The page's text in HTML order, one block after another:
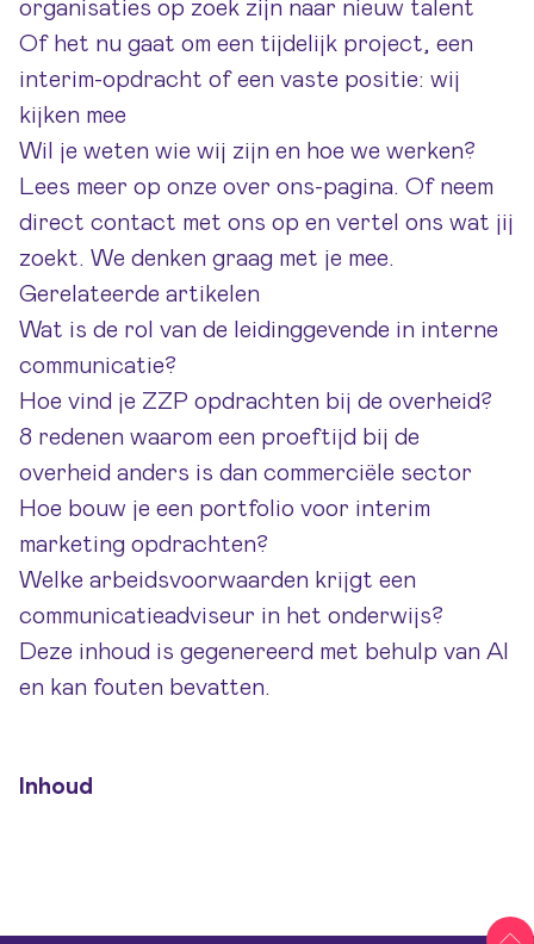
organisaties op zoek zijn naar nieuw talent
Of het nu gaat om een tijdelijk project, een
interim-opdracht of een vaste positie: wij
kijken mee
Wil je weten wie wij zijn en hoe we werken?
Lees meer op onze over ons-pagina. Of neem
direct contact met ons op en vertel ons wat jij
zoekt. We denken graag met je mee.
Gerelateerde artikelen
Wat is de rol van de leidinggevende in interne
communicatie?
Hoe vind je ZZP opdrachten bij de overheid?
8 redenen waarom een proeftijd bij de
overheid anders is dan commerciële sector
Hoe bouw je een portfolio voor interim
marketing opdrachten?
Welke arbeidsvoorwaarden krijgt een
communicatieadviseur in het onderwijs?
Deze inhoud is gegenereerd met behulp van AI
en kan fouten bevatten.
Inhoud